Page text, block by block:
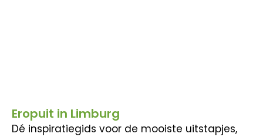
Eropuit in Limburg
Dé inspiratiegids voor de mooiste uitstapjes,